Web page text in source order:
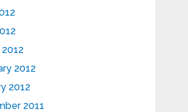
2012
2012
2011